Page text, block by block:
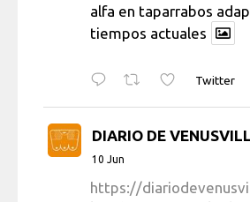
alfa en taparrabos
tiempos actuales
Twitter
DIARIO DE
10 Jun
https://